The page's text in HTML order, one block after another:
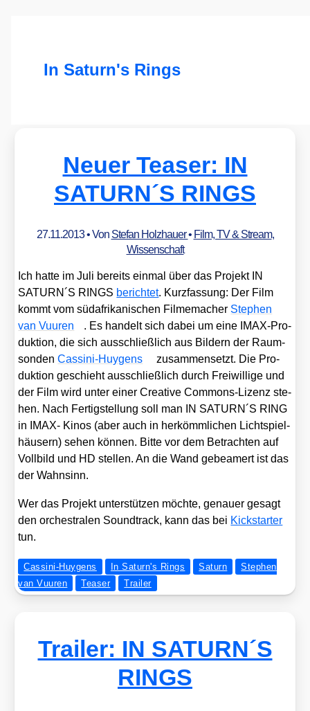
In Saturn's Rings
Neuer Teaser: IN
SATURN´S RINGS
27.11.2013• Von Stefan Holzhauer• Film, TV & Stream,
Wissenschaft
Ich hat­te im Juli bereits ein­mal über das Pro­jekt IN
SATURN´S RINGS berich­tet. Kurz­fas­sung: Der Film
kommt vom süd­afri­ka­ni­schen Fil­me­ma­cher Ste­phen
van Vuu­ren
. Es han­delt sich da­bei um eine IMAX-Pro­
duk­ti­on, die sich aus­schließ­lich aus Bil­dern der Raum­
son­denCas­si­ni-Huy­gens
zu­sam­men­setzt. Die Pro­
duk­ti­on geschieht aus­schließ­lich durch Frei­wil­li­ge und
der Film wird unter einer Crea­ti­ve Com­mons-Lizenz ste­
hen. Nach Fer­tig­stel­lung soll man IN SATURN´S RING
in IMAX- Kinos (aber auch in her­kömm­li­chen Licht­spiel­
häu­sern) sehen kön­nen. Bit­te vor dem Betrach­ten auf
Voll­bild und HD stel­len. An die Wand gebea­mert ist das
der Wahn­sinn.
Wer das Pro­jekt unter­stüt­zen möch­te, genau­er gesagt
den orches­tra­len Sound­track, kann das bei Kick­star­ter
tun.
Cassini-Huygens In Saturn's Rings Saturn
Ste­phen
van Vuu­ren
Teaser Trailer
Trailer: IN SATURN´S
RINGS